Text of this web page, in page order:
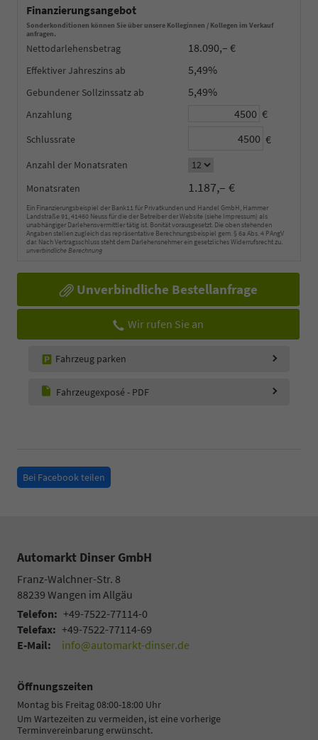
Finanzierungsangebot
Sonderkonditionen können Sie über unsere Kolleginnen / Kollegen im Verkauf
anfragen.
Nettodarlehensbetrag 18.090,– €
Effektiver Jahreszins 5,49%
Gebundener Sollzinssatz 5,49%
Anzahlung €
Schlussrate €
Anzahl der Monatsraten
Monatsraten
1.187,– €
Ein Finanzierungsbeispiel der Bank11 für Privatkunden und Handel GmbH, Hammer
Landstraße 91, 41460 Neuss für die der Betreiber der Website (siehe Impressum) als
unabhängiger Darlehensvermittler tätig ist. Bonität vorausgesetzt. Die oben stehenden
Angaben stellen zugleich das repräsentative Berechnungsbeispiel gem. § 6a Abs. 4 PAngV
dar. Nach Vertragsschluss steht dem Darlehensnehmer ein gesetzliches Widerrufsrecht zu.
unverbindliche Berechnung
Unverbindliche Bestellanfrage
Wir rufen Sie an
Fahrzeug parken
Fahrzeugexposé - PDF
Bei Facebook teilen
Automarkt Dinser GmbH
Franz-Walchner-Str. 8
88239 Wangen im Allgäu
Telefon: +49-7522-77114-0
Telefax: +49-7522-77114-69
E-Mail:
info@automarkt-dinser.de
Öffnungszeiten
Montag bis Freitag 08:00-18:00 Uhr
Um Wartezeiten zu vermeiden, ist eine vorherige
Terminvereinbarung erwünscht.